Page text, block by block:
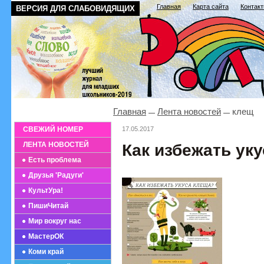
ВЕРСИЯ ДЛЯ СЛАБОВИДЯЩИХ Главная Карта сайта
СВЕЖИЙ НОМЕР
ЛЕНТА НОВОСТЕЙ
Есть проблема
Друзья 'Радуги'
КультУра!
ПишиЧитай
Мир вокруг нас
МастерОК
Коми край
Главная Лента новостей клещ
17.05.2017
Как избежать